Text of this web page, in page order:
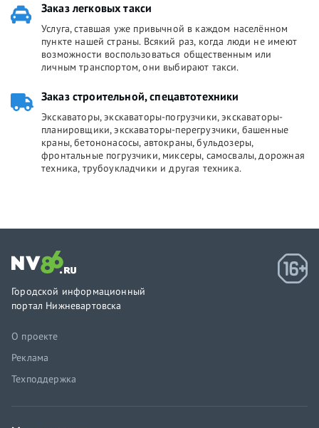
Заказ легковых такси
Услуга, ставшая уже привычной в каждом населённом
пункте нашей страны. Всякий раз, когда люди не имеют
возможности воспользоваться общественным или
личным транспортом, они выбирают такси.
Заказ строительной, спецавтотехники
Экскаваторы, экскаваторы-погрузчики, экскаваторы-
планировщики, экскаваторы-перегрузчики, башенные
краны, бетононасосы, автокраны, бульдозеры,
фронтальные погрузчики, миксеры, самосвалы, дорожная
техника, трубоукладчики и другая техника.
Городской информационный
портал Нижневартовска
О проекте
Реклама
Техподдержка